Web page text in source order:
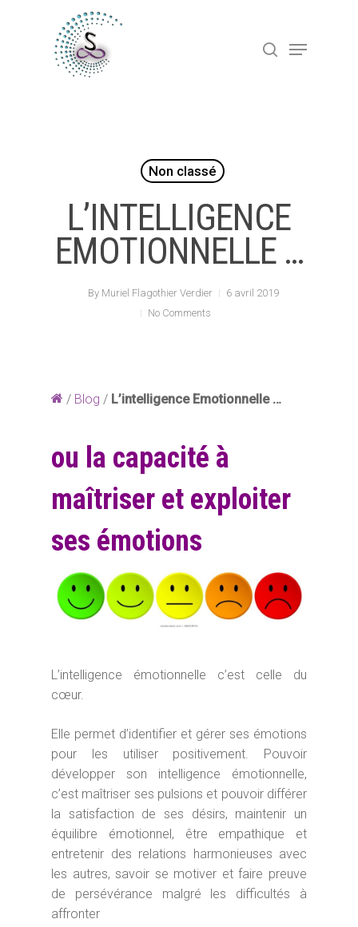
Non classé
L’INTELLIGENCE
EMOTIONNELLE …
By Muriel Flagothier Verdier
6 avril 2019
No Comments
/ Blog / L’intelligence Emotionnelle …
ou la capacité à
maîtriser et exploiter
ses émotions
L’intelligence émotionnelle c’est celle du
cœur.
Elle permet d’identifier et gérer ses émotions
pour les utiliser positivement. Pouvoir
développer son intelligence émotionnelle,
c’est maîtriser ses pulsions et pouvoir différer
la satisfaction de ses désirs, maintenir un
équilibre émotionnel, être empathique et
entretenir des relations harmonieuses avec
les autres, savoir se motiver et faire preuve
de persévérance malgré les difficultés à
affronter